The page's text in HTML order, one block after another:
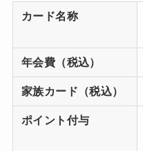
カード名称
年会費（税込）
家族カード （税込）
ポイント付与